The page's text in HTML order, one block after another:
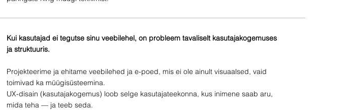
Kui kasutajad ei tegutse sinu veebilehel, on probleem tavaliselt kasutajakogemuses
ja struktuuris.
Projekteerime ja ehitame veebilehed ja e-poed, mis ei ole ainult visuaalsed, vaid
toimivad ka müügisüsteemina.
UX-disain (kasutajakogemus) loob selge kasutajateekonna, kus inimene saab aru,
mida teha — ja teeb seda.